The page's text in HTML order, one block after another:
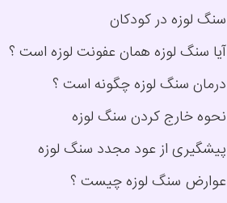
سنگ لوزه در کودکان
آیا سنگ لوزه همان عفونت لوزه است ؟
درمان سنگ لوزه چگونه است ؟
نحوه خارج کردن سنگ لوزه
پیشگیری از عود مجدد سنگ لوزه
عوارض سنگ لوزه چیست ؟